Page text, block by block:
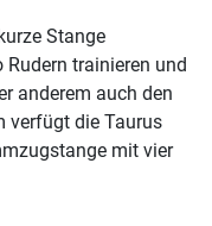
Stange
trainieren und
anderem auch den
verfügt die Taurus
mit vier